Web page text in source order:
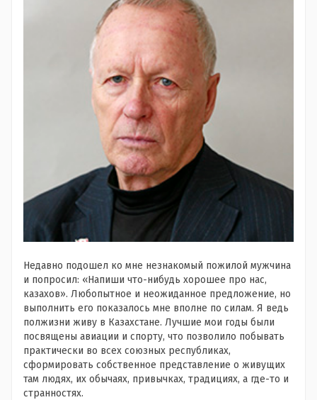
Недавно подошел ко мне незнакомый пожилой мужчина
и попросил: «Напиши что-нибудь хорошее про нас,
казахов». Любопытное и неожиданное предложение, но
выполнить его показалось мне вполне по силам. Я ведь
полжизни живу в Казахстане. Лучшие мои годы были
посвящены авиации и спорту, что позволило побывать
практически во всех союзных республиках,
сформировать собственное представление о живущих
там людях, их обычаях, привычках, традициях, а где-то и
странностях.